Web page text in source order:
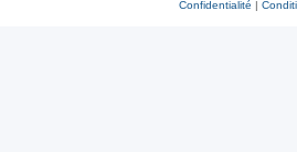
Confidentialité |